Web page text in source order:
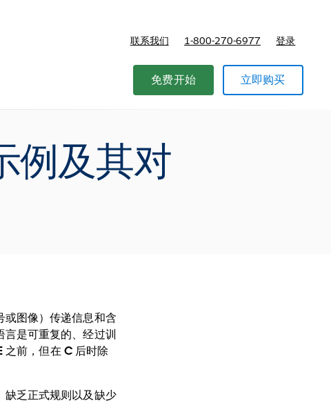
联系我们 1-800-270-6977 登录
免费开始 立即购买
例及其对
或图像）传递信息和含
是可重复的、经过训
之前，但在 C 后时除
缺乏正式规则以及缺少